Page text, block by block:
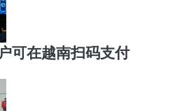
可在越南扫码支付